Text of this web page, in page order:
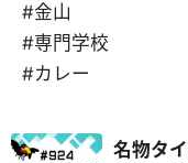
#金山
#専門学校
#カレー
名物タ